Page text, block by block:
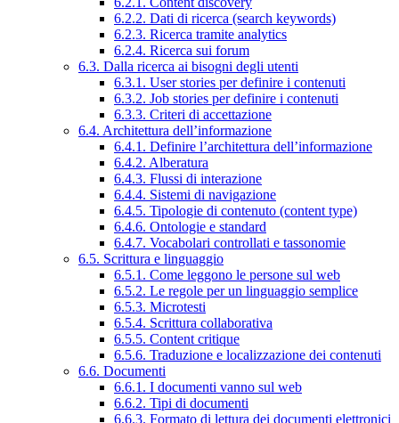
6.2.2. Dati di ricerca (search keywords)
6.2.3. Ricerca tramite analytics
6.2.4. Ricerca sui forum
6.3. Dalla ricerca ai bisogni degli utenti
6.3.1. User stories per definire i contenuti
6.3.2. Job stories per definire i contenuti
6.3.3. Criteri di accettazione
6.4. Architettura dell’informazione
6.4.1. Definire l’architettura dell’informazione
6.4.2. Alberatura
6.4.3. Flussi di interazione
6.4.4. Sistemi di navigazione
6.4.5. Tipologie di contenuto (content type)
6.4.6. Ontologie e standard
6.4.7. Vocabolari controllati e tassonomie
6.5. Scrittura e linguaggio
6.5.1. Come leggono le persone sul web
6.5.2. Le regole per un linguaggio semplice
6.5.3. Microtesti
6.5.4. Scrittura collaborativa
6.5.5. Content critique
6.5.6. Traduzione e localizzazione dei contenuti
6.6. Documenti
6.6.1. I documenti vanno sul web
6.6.2. Tipi di documenti
6.6.3. Formato di lettura dei documenti elettronici